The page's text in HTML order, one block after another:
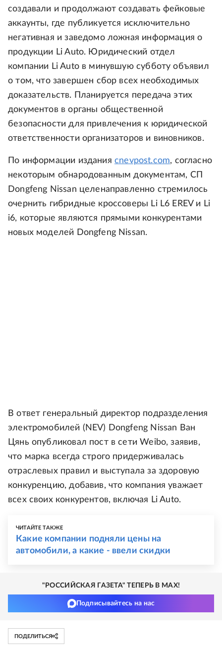
создавали и продолжают создавать фейковые
аккаунты, где публикуется исключительно
негативная и заведомо ложная информация о
продукции Li Auto. Юридический отдел
компании Li Auto в минувшую субботу объявил
о том, что завершен сбор всех необходимых
доказательств. Планируется передача этих
документов в органы общественной
безопасности для привлечения к юридической
ответственности организаторов и виновников.
По информации издания cnevpost.com, согласно
некоторым обнародованным документам, СП
Dongfeng Nissan целенаправленно стремилось
очернить гибридные кроссоверы Li L6 EREV и Li
i6, которые являются прямыми конкурентами
новых моделей Dongfeng Nissan.
В ответ генеральный директор подразделения
электромобилей (NEV) Dongfeng Nissan Ван
Цянь опубликовал пост в сети Weibo, заявив,
что марка всегда строго придерживалась
отраслевых правил и выступала за здоровую
конкуренцию, добавив, что компания уважает
всех своих конкурентов, включая Li Auto.
ЧИТАЙТЕ ТАКЖЕ
Какие компании подняли цены на
автомобили, а какие - ввели скидки
"РОССИЙСКАЯ ГАЗЕТА" ТЕПЕРЬ В MAX!
Подписывайтесь на нас
ПОДЕЛИТЬСЯ